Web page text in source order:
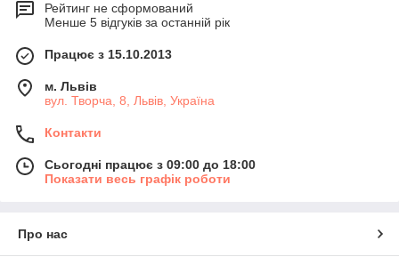
Рейтинг не сформований
Менше 5 відгуків за останній рік
Працює з 15.10.2013
м. Львів
вул. Творча, 8, Львів, Україна
Контакти
Сьогодні працює з 09:00 до 18:00
Показати весь графік роботи
Про нас